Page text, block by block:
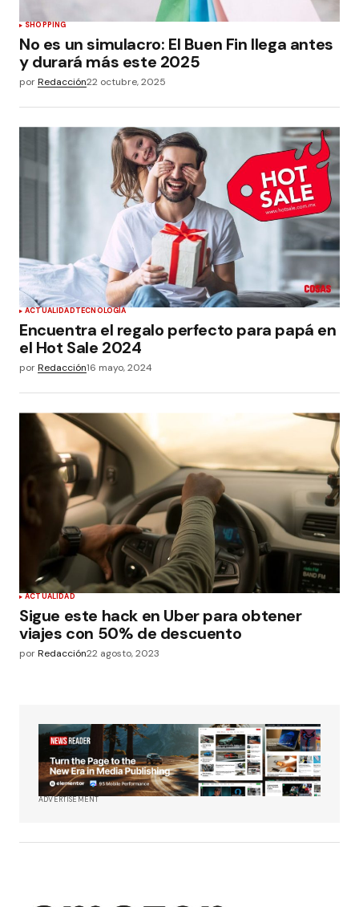
SHOPPING
No es un simulacro: El Buen Fin llega antes
y durará más este 2025
porRedacción22 octubre, 2025
ACTUALIDADTECNOLOGÍA
Encuentra el regalo perfecto para papá en
el Hot Sale 2024
porRedacción16 mayo, 2024
ACTUALIDAD
Sigue este hack en Uber para obtener
viajes con 50% de descuento
porRedacción22 agosto, 2023
ADVERTISEMENT